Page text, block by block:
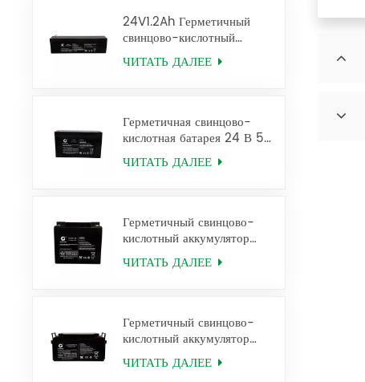
24V1.2Ah Герметичный
свинцово-кислотный
аккумулятор 12FM1.2 Ups
Battery
ЧИТАТЬ ДАЛЕЕ
Герметичная свинцово-
кислотная батарея 24 В 5
Ач для ИБП 12 FM5
ЧИТАТЬ ДАЛЕЕ
Герметичный свинцово-
кислотный аккумулятор
12V38Ah 6FM38
ЧИТАТЬ ДАЛЕЕ
Герметичный свинцово-
кислотный аккумулятор
12V65Ah 6FM65
ЧИТАТЬ ДАЛЕЕ